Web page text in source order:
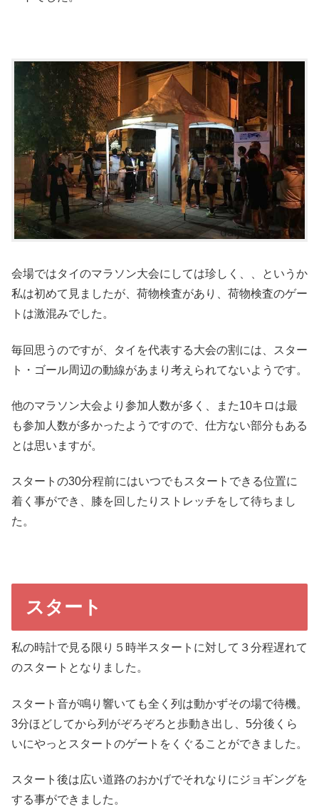
会場ではタイのマラソン大会にしては珍しく、、というか
私は初めて見ましたが、荷物検査があり、荷物検査のゲー
トは激混みでした。
毎回思うのですが、タイを代表する大会の割には、スター
ト・ゴール周辺の動線があまり考えられてないようです。
他のマラソン大会より参加人数が多く、また10キロは最
も参加人数が多かったようですので、仕方ない部分もある
とは思いますが。
スタートの30分程前にはいつでもスタートできる位置に
着く事ができ、膝を回したりストレッチをして待ちまし
た。
スタート
私の時計で見る限り５時半スタートに対して３分程遅れて
のスタートとなりました。
スタート音が鳴り響いても全く列は動かずその場で待機。
3分ほどしてから列がぞろぞろと歩動き出し、5分後くら
いにやっとスタートのゲートをくぐることができました。
スタート後は広い道路のおかげでそれなりにジョギングを
する事ができました。